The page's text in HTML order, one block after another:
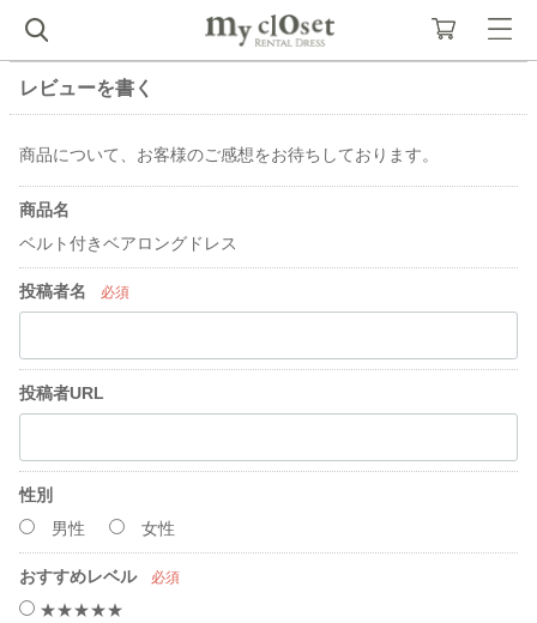
レビューを書く
商品について、お客様のご感想をお待ちしております。
商品名
ベルト付きベアロングドレス
投稿者名 必須
投稿者URL
性別
男性
女性
おすすめレベル 必須
★★★★★